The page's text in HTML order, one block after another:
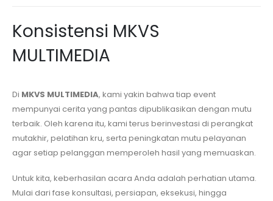
Konsistensi MKVS
MULTIMEDIA
Di MKVS MULTIMEDIA, kami yakin bahwa tiap event
mempunyai cerita yang pantas dipublikasikan dengan mutu
terbaik. Oleh karena itu, kami terus berinvestasi di perangkat
mutakhir, pelatihan kru, serta peningkatan mutu pelayanan
agar setiap pelanggan memperoleh hasil yang memuaskan.
Untuk kita, keberhasilan acara Anda adalah perhatian utama.
Mulai dari fase konsultasi, persiapan, eksekusi, hingga